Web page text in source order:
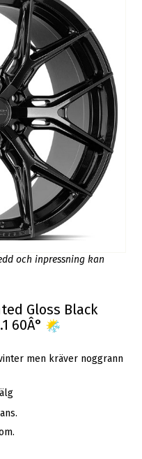
och inpressning kan
Gloss Black
60Â°
men kräver noggrann